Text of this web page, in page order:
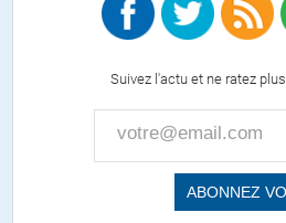
Jeff// 01.04.2015 à 19h15
Merveilleux !Suivez l'actu et ne ratez